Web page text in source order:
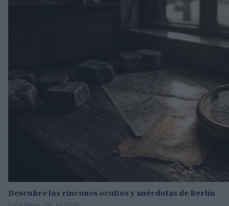
Descubre los rincones ocultos y anécdotas de Berlín